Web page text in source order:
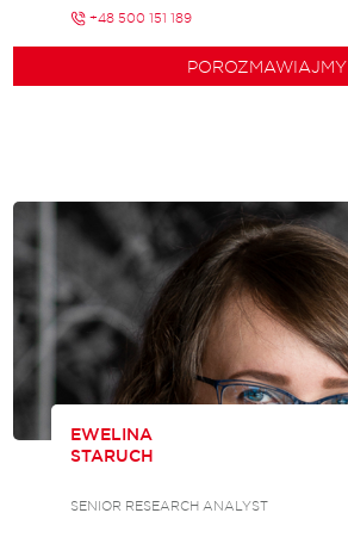
+48 500 151 189
POROZMAWIAJMY
EWELINA
STARUCH
SENIOR RESEARCH ANALYST